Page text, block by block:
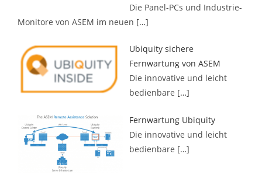
Die Panel-PCs und Industrie-
Monitore von ASEM im neuen […]
Ubiquity sichere
Fernwartung von ASEM
Die innovative und leicht
bedienbare […]
Fernwartung Ubiquity
Die innovative und leicht
bedienbare […]